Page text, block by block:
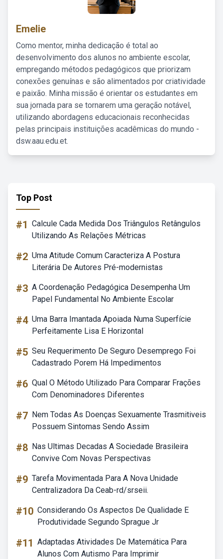
Emelie
Como mentor, minha dedicação é total ao
desenvolvimento dos alunos no ambiente escolar,
empregando métodos pedagógicos que priorizam
conexões genuínas e são alimentados por criatividade
e paixão. Minha missão é orientar os estudantes em
sua jornada para se tornarem uma geração notável,
utilizando abordagens educacionais reconhecidas
pelas principais instituições acadêmicas do mundo -
dsw.aau.edu.et.
Top Post
#1 Calcule Cada Medida Dos Triângulos Retângulos
Utilizando As Relações Métricas
#2 Uma Atitude Comum Caracteriza A Postura
Literária De Autores Pré-modernistas
#3 A Coordenação Pedagógica Desempenha Um
Papel Fundamental No Ambiente Escolar
#4 Uma Barra Imantada Apoiada Numa Superfície
Perfeitamente Lisa E Horizontal
#5 Seu Requerimento De Seguro Desemprego Foi
Cadastrado Porem Há Impedimentos
#6 Qual O Método Utilizado Para Comparar Frações
Com Denominadores Diferentes
#7 Nem Todas As Doenças Sexuamente Trasmitiveis
Possuem Sintomas Sendo Assim
#8 Nas Ultimas Decadas A Sociedade Brasileira
Convive Com Novas Perspectivas
#9 Tarefa Movimentada Para A Nova Unidade
Centralizadora Da Ceab-rd/srseii.
#10 Considerando Os Aspectos De Qualidade E
Produtividade Segundo Sprague Jr
#11 Adaptadas Atividades De Matemática Para
Alunos Com Autismo Para Imprimir